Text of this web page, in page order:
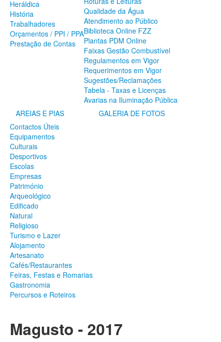
SERVIÇOS
A Minha Rua
Abastecimento de Água
Roturas e Leituras
Atendimento ao Público
Biblioteca Online FZZ
Faixas Gestão Combustível
Regulamentos em Vigor
Requerimentos em Vigor
Sugestões/Reclamações
Tabela - Taxas e Licenças
Avarias na Iluminação Pública
AREIAS E PIAS
Contactos Úteis
Equipamentos
Culturais
Desportivos
Escolas
Empresas
Património
Arqueológico
Edificado
Natural
Religioso
Turismo e Lazer
Alojamento
Artesanato
Gastronomia
Percursos e Roteiros
Heráldica
História
Trabalhadores
Orçamentos / PPI / PPA
Prestação de Contas
Qualidade da Água
Atendimento ao Público
Biblioteca Online FZZ
Plantas PDM Online
Faixas Gestão Combustível
Regulamentos em Vigor
Requerimentos em Vigor
Sugestões/Reclamações
Tabela - Taxas e Licenças
Avarias na Iluminação Pública
AREIAS E PIAS
Contactos Úteis
Equipamentos
Culturais
Desportivos
Escolas
Empresas
Património
Arqueológico
Edificado
Natural
Religioso
Turismo e Lazer
Alojamento
Artesanato
Cafés/Restaurantes
Feiras, Festas e Romarias
Gastronomia
Percursos e Roteiros
GALERIA DE FOTOS
Magusto - 2017